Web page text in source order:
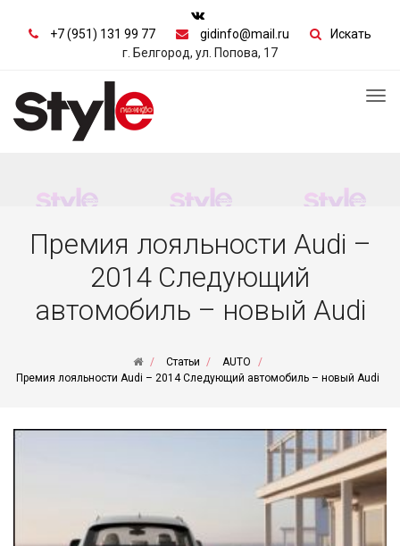
+7 (951) 131 99 77 gidinfo@mail.ru
Искать
г. Белгород, ул. Попова, 17
Премия лояльности Audi –
2014 Следующий
автомобиль – новый Audi
Статьи
AUTO
Премия лояльности Audi – 2014 Следующий автомобиль – новый Audi